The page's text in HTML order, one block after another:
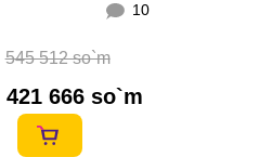
10
545 512 so`m
421 666 so`m